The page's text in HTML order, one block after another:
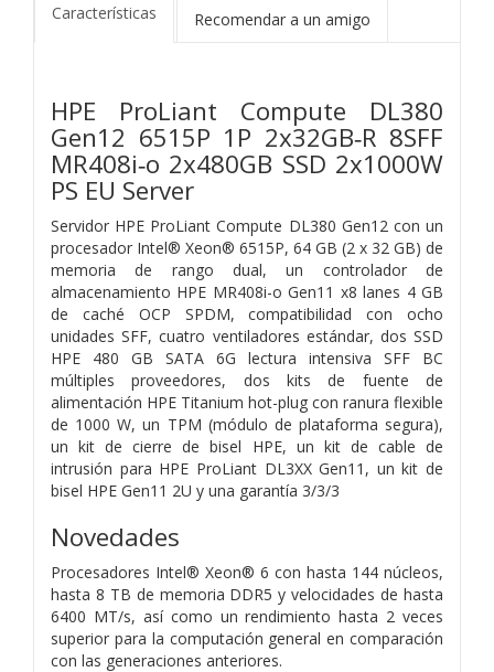
Características Recomendar a un amigo
HPE ProLiant Compute DL380
Gen12 6515P 1P 2x32GB‑R 8SFF
MR408i‑o 2x480GB SSD 2x1000W
PS EU Server
Servidor HPE ProLiant Compute DL380 Gen12 con un
procesador Intel® Xeon® 6515P, 64 GB (2 x 32 GB) de
memoria de rango dual, un controlador de
almacenamiento HPE MR408i-o Gen11 x8 lanes 4 GB
de caché OCP SPDM, compatibilidad con ocho
unidades SFF, cuatro ventiladores estándar, dos SSD
HPE 480 GB SATA 6G lectura intensiva SFF BC
múltiples proveedores, dos kits de fuente de
alimentación HPE Titanium hot-plug con ranura flexible
de 1000 W, un TPM (módulo de plataforma segura),
un kit de cierre de bisel HPE, un kit de cable de
intrusión para HPE ProLiant DL3XX Gen11, un kit de
bisel HPE Gen11 2U y una garantía 3/3/3
Novedades
Procesadores Intel® Xeon® 6 con hasta 144 núcleos,
hasta 8 TB de memoria DDR5 y velocidades de hasta
6400 MT/s, así como un rendimiento hasta 2 veces
superior para la computación general en comparación
con las generaciones anteriores.